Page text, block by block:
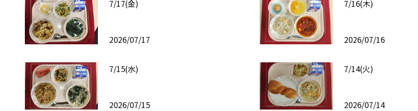
7/17(金)
2026/07/17
7/16(木)
2026/07/16
7/15(水)
2026/07/15
7/14(火)
2026/07/14